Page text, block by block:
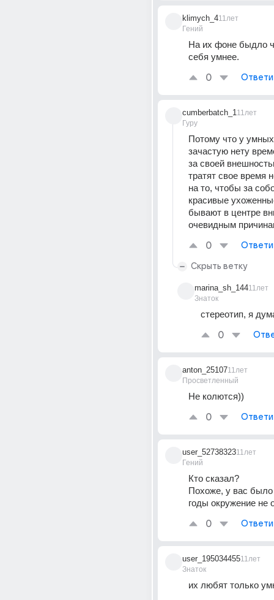
klimych_4
Гений
11лет
На их фоне быдло
себя умнее.
0
cumberbatch_1
Гуру
11лет
Потому что у
зачастую нету
за своей
тратят свое время
на то, чтобы за
красивые
бывают в центре
очевидным
0
Скрыть ветку
marina_sh_144
Знаток
11лет
стереотип, я
0
anton_25107
Просветленный
11лет
Не колются))
0
user_52738323
Гений
11лет
Кто сказал?
Похоже, у вас
годы окружение не
0
user_195034455
Знаток
11лет
их любят только